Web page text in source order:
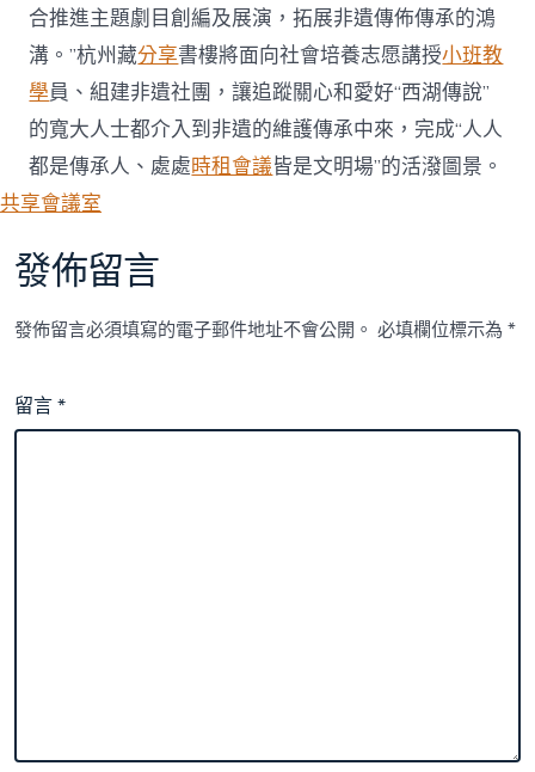
合推進主題劇目創編及展演，拓展非遺傳佈傳承的鴻
溝。”杭州藏分享書樓將面向社會培養志愿講授小班教
學員、組建非遺社團，讓追蹤關心和愛好“西湖傳說”
的寬大人士都介入到非遺的維護傳承中來，完成“人人
都是傳承人、處處時租會議皆是文明場”的活潑圖景。
共享會議室
發佈留言
發佈留言必須填寫的電子郵件地址不會公開。 必填欄位標示為*
留言*